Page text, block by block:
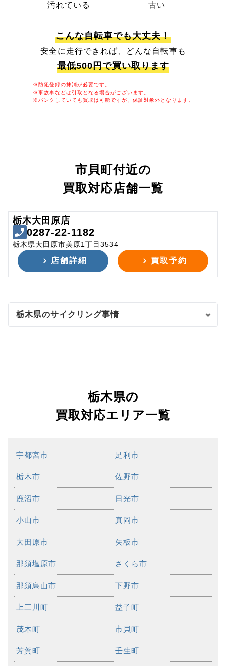
汚れている 古い
こんな自転車でも大丈夫！
安全に走行できれば、どんな自転車も
最低500円で買い取ります
※防犯登録の抹消が必要です。
※事故車などは引取となる場合がございます。
※パンクしていても買取は可能ですが、保証対象外となります。
市貝町付近の
買取対応店舗一覧
栃木大田原店
0287-22-1182
栃木県大田原市美原1丁目3534
店舗詳細 買取予約
栃木県のサイクリング事情
栃木県の
買取対応エリア一覧
宇都宮市 足利市
栃木市 佐野市
鹿沼市 日光市
小山市 真岡市
大田原市 矢板市
那須塩原市 さくら市
那須烏山市 下野市
上三川町 益子町
茂木町 市貝町
芳賀町 壬生町